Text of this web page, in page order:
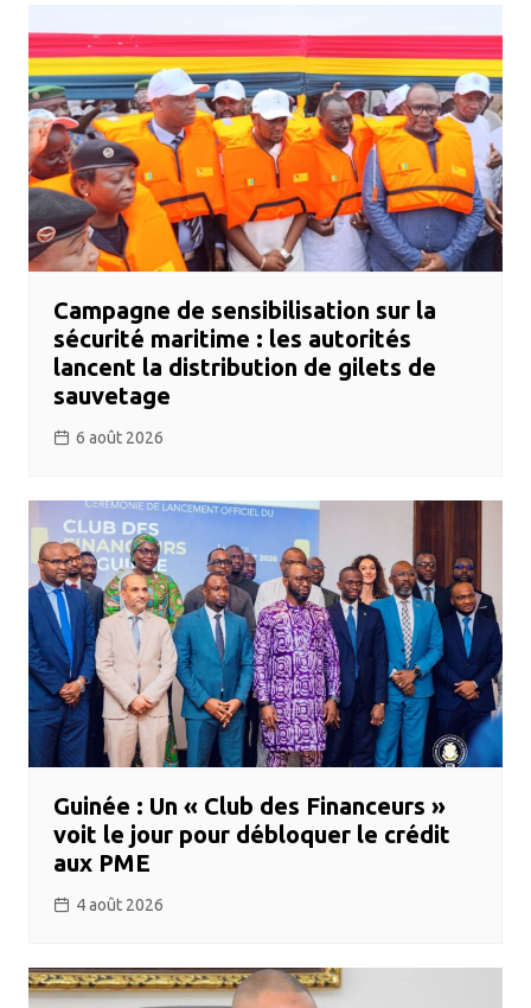
Campagne de sensibilisation sur la
sécurité maritime : les autorités
lancent la distribution de gilets de
sauvetage
6 août 2026
Guinée : Un « Club des Financeurs »
voit le jour pour débloquer le crédit
aux PME
4 août 2026